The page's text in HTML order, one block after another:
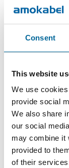
Consent
This website
We use
provide social
We also share
our social
may combine it
provided to
of their
H07Z1-
25
R 35
H07Z1-
R 50
50
H07Z1-
R 70